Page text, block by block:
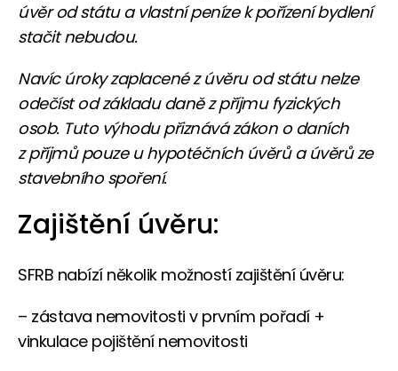
úvěr od státu a vlastní peníze k pořízení bydlení
stačit nebudou.
Navíc úroky zaplacené z úvěru od státu nelze
odečíst od základu daně z příjmu fyzických
osob. Tuto výhodu přiznává zákon o daních
z příjmů pouze u hypotéčních úvěrů a úvěrů ze
stavebního spoření.
Zajištění úvěru:
SFRB nabízí několik možností zajištění úvěru:
– zástava nemovitosti v prvním pořadí +
vinkulace pojištění nemovitosti